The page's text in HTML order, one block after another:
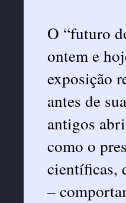
O “futuro
ontem e
exposição
antes de
antigos
como o
científicas,
–